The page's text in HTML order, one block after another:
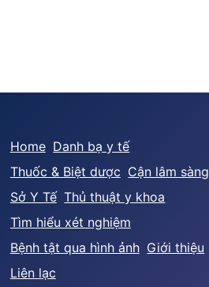
Home Danh bạ y tế
Thuốc & Biệt dược Cận lâm sàng
Sở Y Tế Thủ thuật y khoa
Tìm hiểu xét nghiệm
Bệnh tật qua hình ảnh Giới thiệu
Liên lạc